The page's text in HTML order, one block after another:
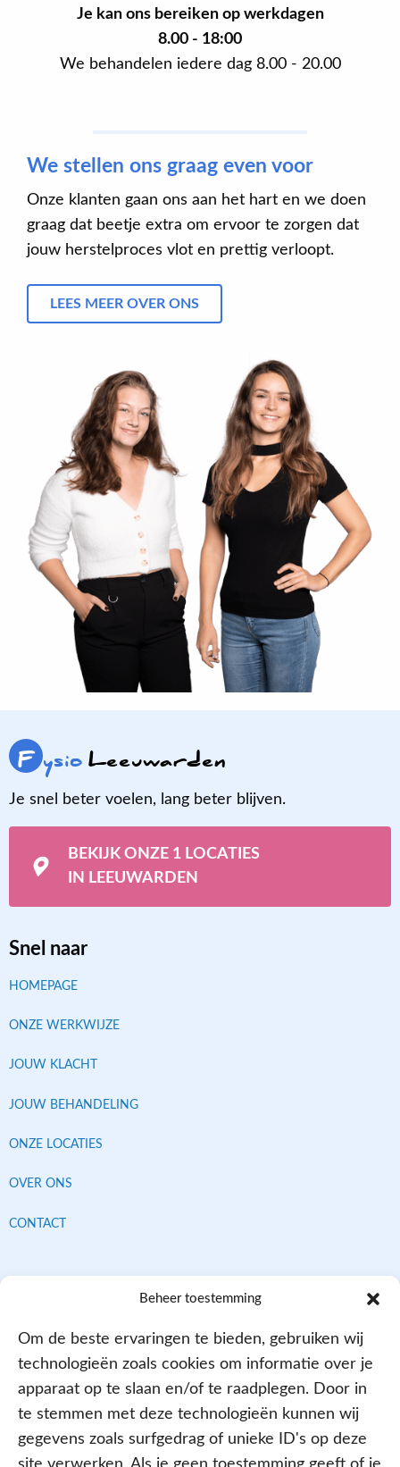
Beheer toestemming
Om de beste ervaringen te bieden, gebruiken wij
technologieën zoals cookies om informatie over je
apparaat op te slaan en/of te raadplegen. Door in
te stemmen met deze technologieën kunnen wij
gegevens zoals surfgedrag of unieke ID's op deze
Je kan ons bereiken op werkdagen
8.00 - 18:00
We behandelen iedere dag 8.00 - 20.00
We stellen ons graag even voor
Onze klanten gaan ons aan het hart en we doen
graag dat beetje extra om ervoor te zorgen dat
jouw herstelproces vlot en prettig verloopt.
LEES MEER OVER ONS
F ysioLeeuwarden
Je snel beter voelen, lang beter blijven.
BEKIJK ONZE 1 LOCATIES
IN LEEUWARDEN
Snel naar
HOMEPAGE
ONZE WERKWIJZE
JOUW KLACHT
JOUW BEHANDELING
ONZE LOCATIES
OVER ONS
CONTACT
Contracten met alle verzekeraars